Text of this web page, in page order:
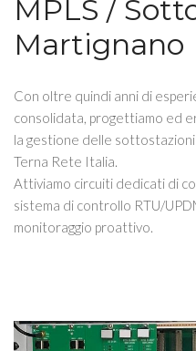
MPLS /
Martignano
Con oltre quindi anni di
consolidata, progettiamo ed
la gestione delle
Terna Rete Italia.
Attiviamo circuiti dedicati di
sistema di controllo RTU/
monitoraggio proattivo.